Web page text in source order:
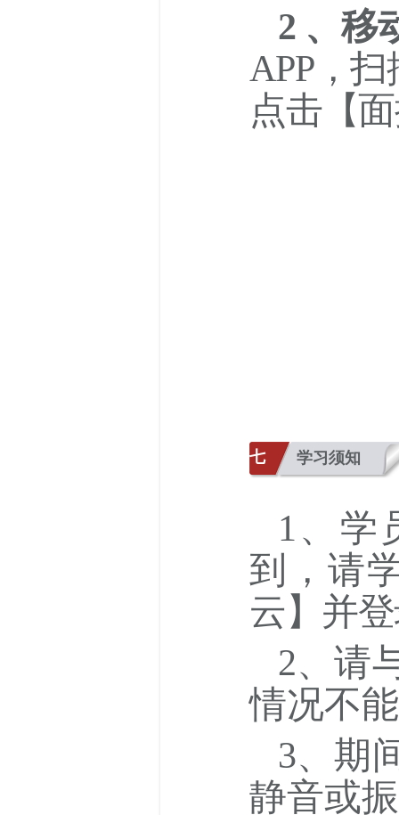
2 、移
APP，
点击【
七 学习须知
1、学
到，请
云】并
2、请
情况不
3、期
静音或